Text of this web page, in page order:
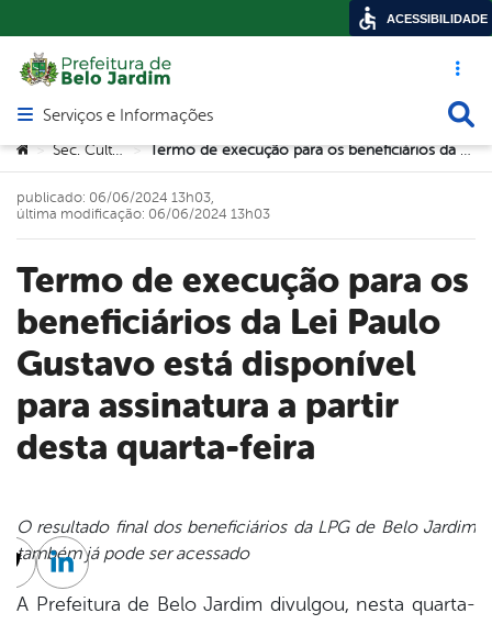
Acesso
Abrir menu principal de navegação
Serviços e Informações
Você está aqui:
> Sec. Cultura > Termo de execução para os beneficiários da Lei Paulo Gustavo está disponível para assinatura a partir desta quarta-feira
Termo de execução para os
beneficiários da Lei Paulo
Gustavo está disponível
para assinatura a partir
desta quarta-feira
publicado: 06/06/2024 13h03,
última modificação: 06/06/2024 13h03
O resultado final dos beneficiários da LPG de Belo Jardim
também já pode ser acessado
A Prefeitura de Belo Jardim divulgou, nesta quarta-
TwitterLinkedin
ACESSIBILIDADE